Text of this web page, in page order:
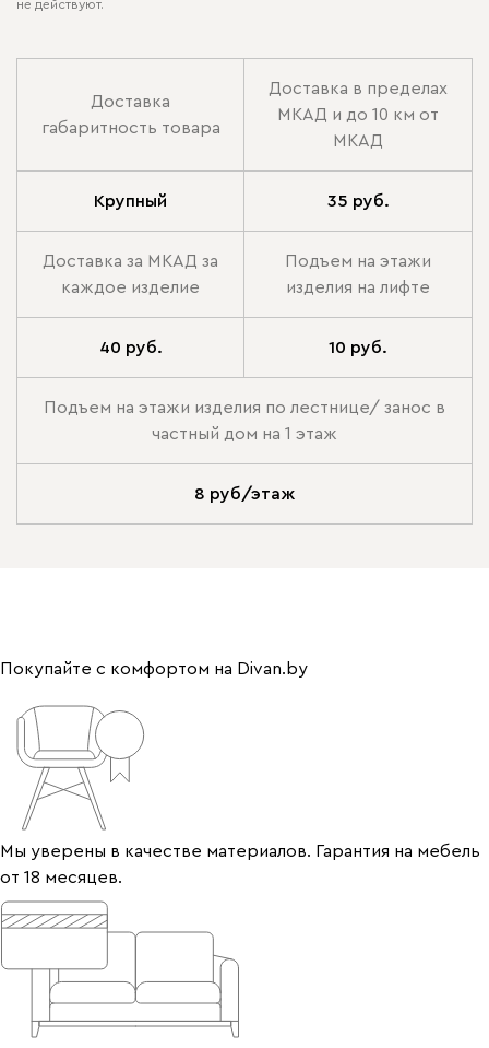
не действуют.
Доставка
габаритность товара
Доставка в пределах
МКАД и до 10 км от
МКАД
Крупный 35 руб.
Доставка за МКАД за
каждое изделие
Подъем на этажи
изделия на лифте
40 руб. 10 руб.
Подъем на этажи изделия по лестнице/ занос в
частный дом на 1 этаж
8 руб/этаж
Покупайте с комфортом на Divan.by
Мы уверены в качестве материалов. Гарантия на мебель
от 18 месяцев.